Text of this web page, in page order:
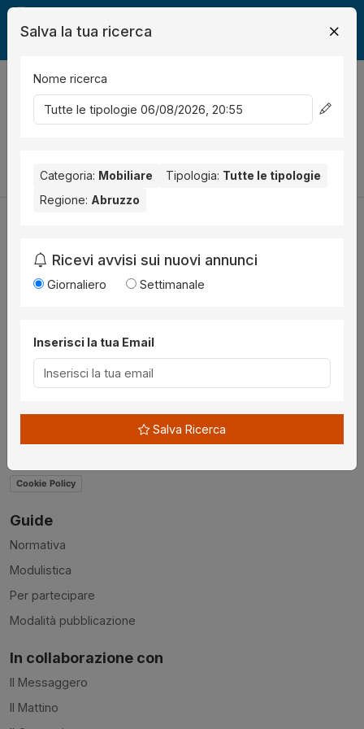
Legalmente Mobili
risultati Ordina per
Utilità
News
Contatti
Cookie Policy
Guide
Normativa
Modulistica
Per partecipare
Modalità pubblicazione
In collaborazione con
Il Messaggero
Il Mattino
Salva la tua ricerca
Nome ricerca
Categoria: Mobiliare Tipologia: Tutte le tipologie
Regione: Abruzzo
Ricevi avvisi sui nuovi annunci
Giornaliero Settimanale
Inserisci la tua Email
Salva Ricerca